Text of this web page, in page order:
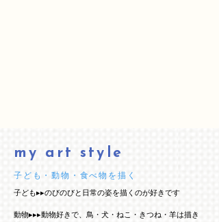
my art style
​子ども・動物・食べ物を描く
子ども▸▸のびのびと日常の姿を描くのが好きです
動物▸▸▸動物好きで、鳥・犬・ねこ・きつね・羊は​描き